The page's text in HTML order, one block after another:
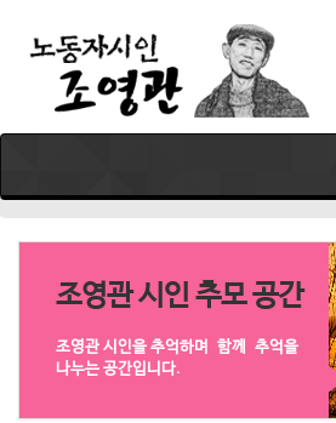
조영관 시인 추모 공간
조영관 시인을 추억하며 함께 추억을
나누는 공간입니다.